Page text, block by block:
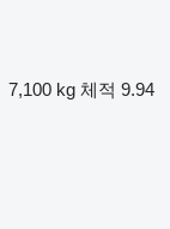
7,100 kg 체적 9.94